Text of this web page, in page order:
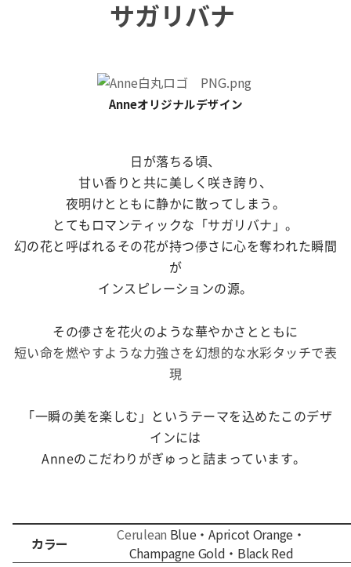
サガリバナ
Anneオリジナルデザイン
日が落ちる頃、
甘い香りと共に美しく咲き誇り、
夜明けとともに静かに散ってしまう。
とてもロマンティックな「サガリバナ」。
幻の花と呼ばれるその花が持つ儚さに心を奪われた瞬間
が
インスピレーションの源。
その儚さを花火のような華やかさとともに
短い命を燃やすような力強さを 幻想的な水彩タッチで表
現
「一瞬の美を楽しむ」というテーマを込めたこのデザ
インには
Anneのこだわりがぎゅっと詰まっています。
カラー Cerulean Blue・Apricot Orange・
Champagne Gold・Black Red